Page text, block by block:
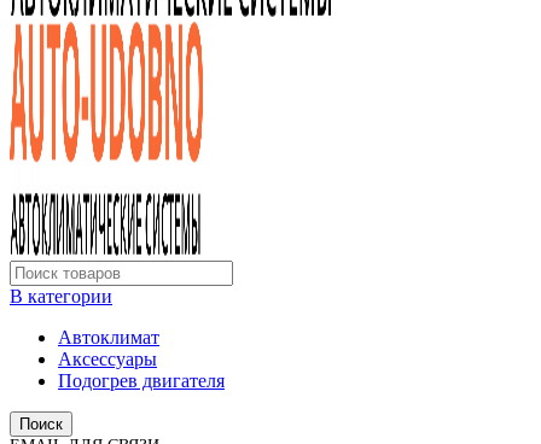
В категории
Автоклимат
Аксессуары
Подогрев двигателя
Поиск